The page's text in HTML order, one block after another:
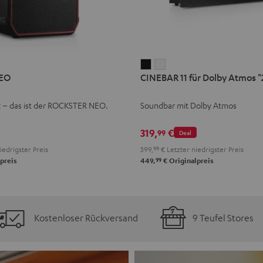
– das ist der ROCKSTER NEO.
Preis
11
Dolby
"2.1-
Set"
Schwarz
11
Dolby
"2.1-
Set"
Weiß
CINEBAR 11 für Dolby Atmos
Soundbar mit Dolby Atmos
Deal
319,99 €
399, 99 € Letzter niedrigster Preis
449,99 € Originalpreis
Kostenloser Rückversand 9 Teufel Stores